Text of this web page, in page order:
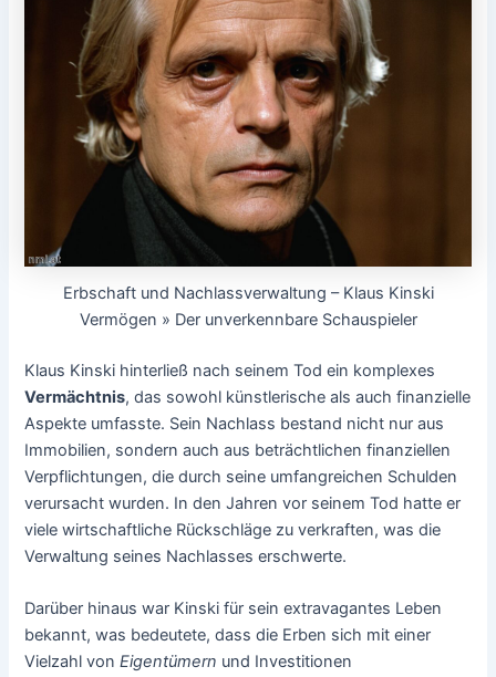
Erbschaft und Nachlassverwaltung – Klaus Kinski
Vermögen » Der unverkennbare Schauspieler
Klaus Kinski hinterließ nach seinem Tod ein komplexes
Vermächtnis, das sowohl künstlerische als auch finanzielle
Aspekte umfasste. Sein Nachlass bestand nicht nur aus
Immobilien, sondern auch aus beträchtlichen finanziellen
Verpflichtungen, die durch seine umfangreichen Schulden
verursacht wurden. In den Jahren vor seinem Tod hatte er
viele wirtschaftliche Rückschläge zu verkraften, was die
Verwaltung seines Nachlasses erschwerte.
Darüber hinaus war Kinski für sein extravagantes Leben
bekannt, was bedeutete, dass die Erben sich mit einer
Vielzahl vonEigentümern und Investitionen